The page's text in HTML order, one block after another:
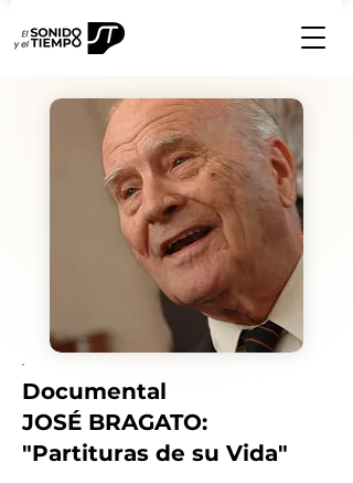
Documental
JOSÉ BRAGATO:
"Partituras de su Vida"